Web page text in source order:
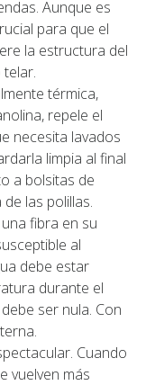
Aunque es
para que el
la estructura del
térmica,
repele el
necesita lavados
limpia al final
a bolsitas de
las polillas.
fibra en su
al
debe estar
durante el
ser nula. Con
Cuando
vuelven más